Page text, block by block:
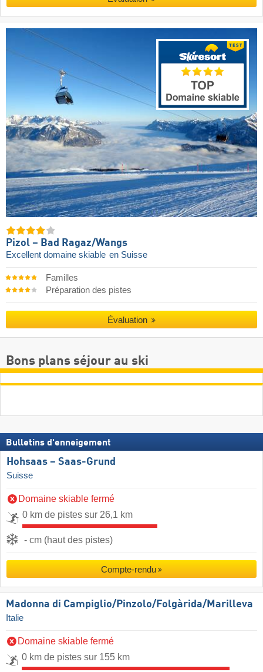
Pizol – Bad Ragaz/​Wangs
Excellent domaine skiable en Suisse
Familles
Préparation des pistes
Évaluation
Bons plans séjour au ski
Bulletins d'enneigement
Hohsaas – Saas-Grund
Suisse
Domaine skiable fermé
0 km de pistes sur 26,1 km
- cm (haut des pistes)
Compte-rendu
Madonna di Campiglio/​Pinzolo/​Folgàrida/​Marilleva
Italie
Domaine skiable fermé
0 km de pistes sur 155 km